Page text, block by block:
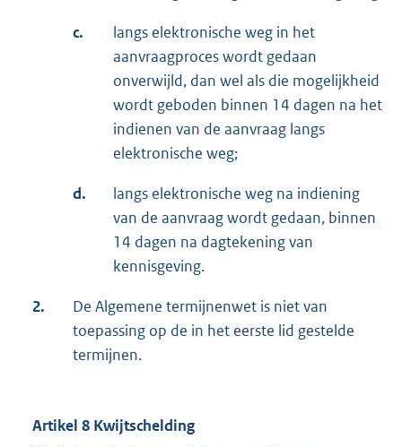
c.
langs elektronische weg in het
aanvraagproces wordt gedaan
onverwijld, dan wel als die mogelijkheid
wordt geboden binnen 14 dagen na het
indienen van de aanvraag langs
elektronische weg;
d.
langs elektronische weg na indiening
van de aanvraag wordt gedaan, binnen
14 dagen na dagtekening van
kennisgeving.
2.
De Algemene termijnenwet is niet van
toepassing op de in het eerste lid gestelde
termijnen.
Artikel 8 Kwijtschelding